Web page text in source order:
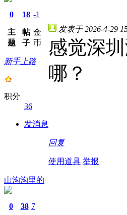
0
主
题
18
帖
子
-1
金
币
新手上路
积分
36
发消息
发表于 2026-4-29
感觉深
哪？
回复
使用道具 举报
山沟沟里的
0 38 7